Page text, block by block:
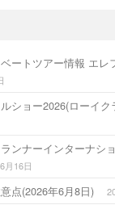
ートツアー情報 エレ
ショー2026(ローイ
ンナーインターナシ
月16日
点(2026年6月8日)